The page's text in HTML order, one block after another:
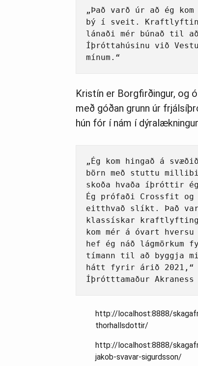
„Það varð úr að ég
bý í sveit.
lánaði mér búnað til
Íþróttahúsinu við
mínum.“
Kristín er Borgfirðingur, og
með góðan grunn úr
hún fór í nám í
„Ég kom hingað á
börn með stuttu
skoða hvaða íþróttir
Ég prófaði Crossfit og
eitthvað slíkt. Það
klassískar
kom mér á óvart
hef ég náð
tímann til að byggja
hátt fyrir árið
Íþrótttamaður Akraness
http://localhost:8888/
thorhallsdottir/
http://localhost:8888/
jakob-svavar-sigurdsson/